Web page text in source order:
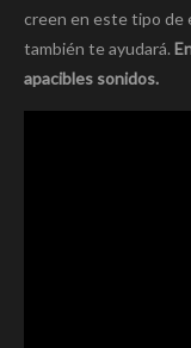
creen en este tipo de
también te ayudará.
apacibles sonidos.